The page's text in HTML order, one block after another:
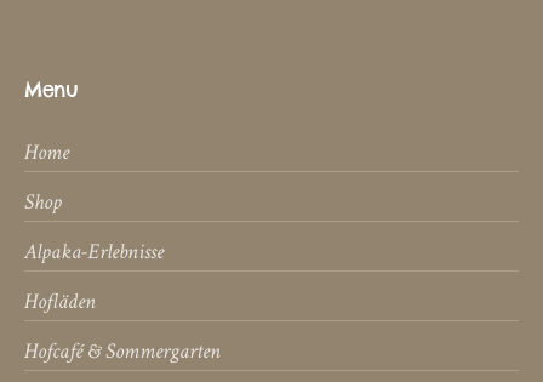
Menu
Home
Shop
Alpaka-Erlebnisse
Hofläden
Hofcafé & Sommergarten